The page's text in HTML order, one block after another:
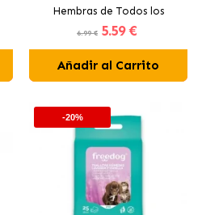
Hembras de Todos los
Tamaños 12 Unidades
6.99 € 5.59 €
Añadir al Carrito
-20%